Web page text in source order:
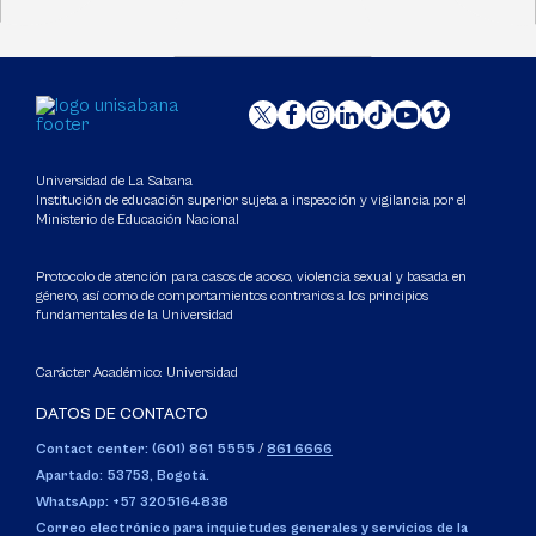
Universidad de La Sabana
Institución de educación superior sujeta a inspección y vigilancia por el
Ministerio de Educación Nacional
Protocolo de atención para casos de acoso, violencia sexual y basada en
género, así como de comportamientos contrarios a los principios
fundamentales de la Universidad
Carácter Académico: Universidad
DATOS DE CONTACTO
Contact center: (601) 861 5555 / 861 6666
Apartado: 53753, Bogotá.
WhatsApp: +57 3205164838
Correo electrónico para inquietudes generales y servicios de la